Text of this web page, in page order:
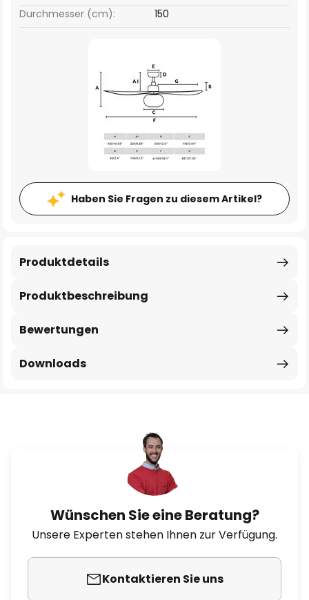
Durchmesser (cm):
150
Haben Sie Fragen zu diesem Artikel?
Produktbeschreibung
Produktdetails
Bewertungen
Downloads
Wünschen Sie eine Beratung?
Unsere Experten stehen Ihnen zur Verfügung.
Kontaktieren Sie uns